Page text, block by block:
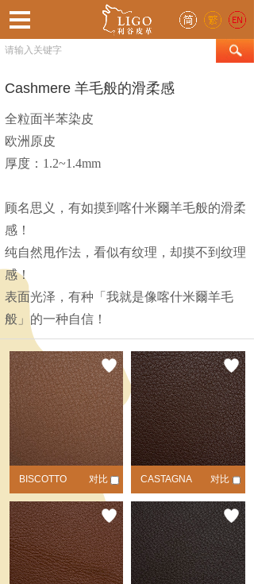
Cashmere 羊毛般的滑柔感
全粒面半苯染皮
欧洲原皮
厚度：1.2~1.4mm
顾名思义，有如摸到 喀什米爾羊毛般的滑柔
感！
纯自然甩作法，看似有纹理，却摸不到纹理
感！
表面光泽，有种「我就是像喀什米爾羊毛
般 」的一种自信！
BISCOTTO
6070
对比 CASTAGNA
6071
对比